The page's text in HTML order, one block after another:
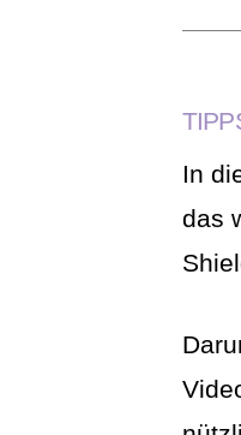
In
das